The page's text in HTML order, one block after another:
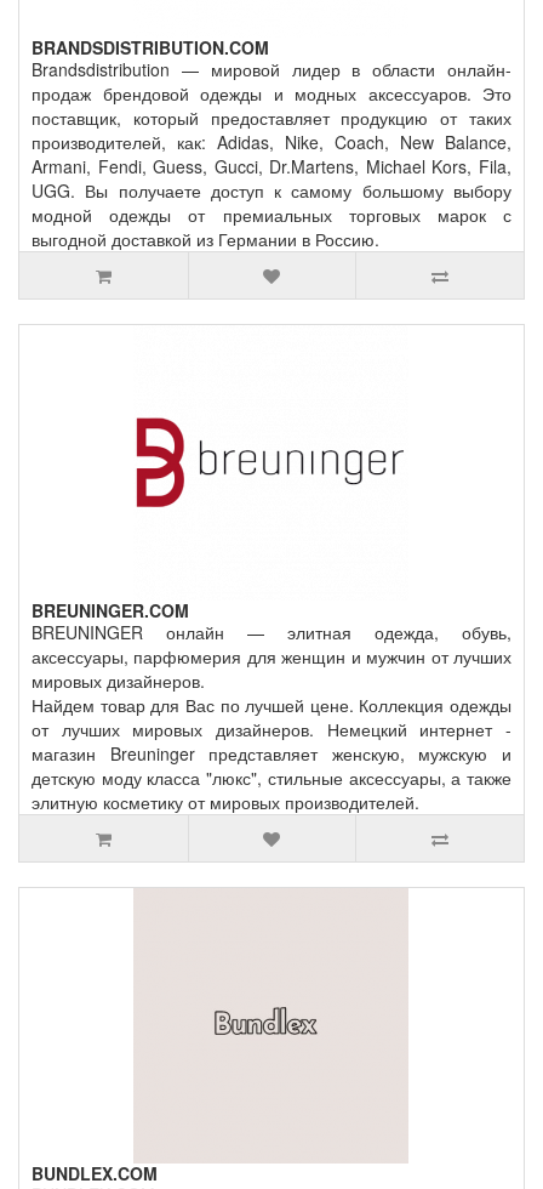
BRANDSDISTRIBUTION.COM
Brandsdistribution — мировой лидер в области онлайн-
продаж брендовой одежды и модных аксессуаров. Это
поставщик, который предоставляет продукцию от таких
производителей, как: Adidas, Nike, Coach, New Balance,
Armani, Fendi, Guess, Gucci, Dr.Martens, Michael Kors, Fila,
UGG. Вы получаете доступ к самому большому выбору
модной одежды от премиальных торговых марок с
выгодной доставкой из Германии в Россию.
BREUNINGER.COM
BREUNINGER онлайн — элитная одежда, обувь,
аксессуары, парфюмерия для женщин и мужчин от лучших
мировых дизайнеров.
Найдем товар для Вас по лучшей цене. Коллекция одежды
от лучших мировых дизайнеров. Немецкий интернет -
магазин Breuninger представляет женскую, мужскую и
детскую моду класса "люкс", стильные аксессуары, а также
элитную косметику от мировых производителей.
BUNDLEX.COM